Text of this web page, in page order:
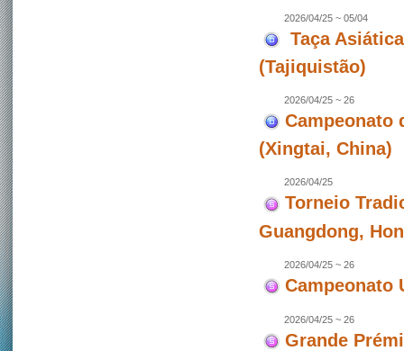
2026/04/25 ~ 05/04
Taça
(Tajiquistão)
2026/04/25 ~ 26
Campeonato
(Xingtai, China)
2026/04/25
Torneio
Guangdong,
2026/04/25 ~ 26
Campeonato
2026/04/25 ~ 26
Grande